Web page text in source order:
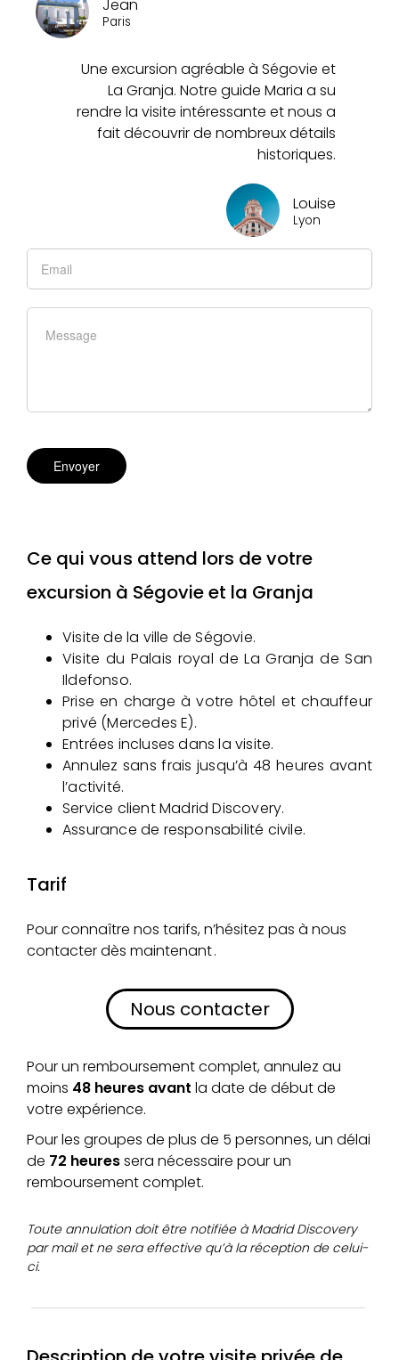
Jean
Paris
Une excursion agréable à Ségovie et
La Granja. Notre guide Maria a su
rendre la visite intéressante et nous a
fait découvrir de nombreux détails
historiques.
Louise
Lyon
Ce qui vous attend lors de votre
excursion à Ségovie et la Granja
Visite de la ville de Ségovie.
Visite du Palais royal de La Granja de San
Ildefonso.
Prise en charge à votre hôtel et chauffeur
privé (Mercedes E).
Entrées incluses dans la visite.
Annulez sans frais jusqu’à 48 heures avant
l’activité.
Service client Madrid Discovery.
Assurance de responsabilité civile.
Tarif
Pour connaître nos tarifs, n’hésitez pas à nous
contacter dès maintenant .
Nous contacter
Pour un remboursement complet, annulez au
moins 48 heures avant la date de début de
votre expérience.
Pour les groupes de plus de 5 personnes, un délai
de 72 heuressera nécessaire pour un
remboursement complet.
Toute annulation doit être notifiée à Madrid Discovery
par mail et ne sera effective qu’à la réception de celui-
ci.